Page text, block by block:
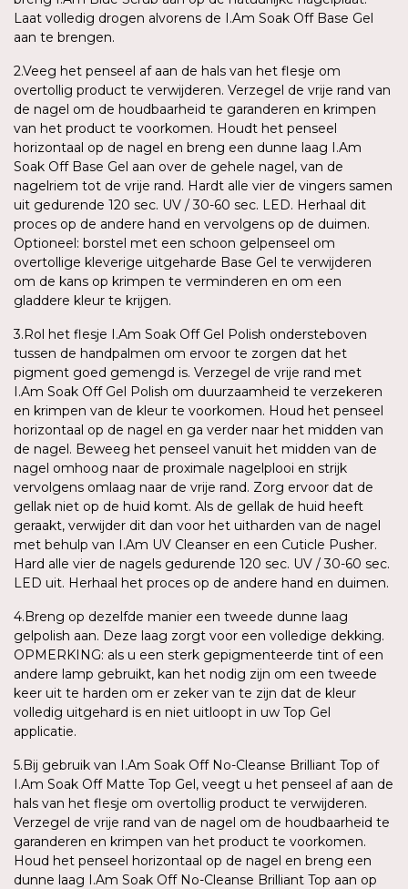
Laat volledig drogen alvorens de I.Am Soak Off Base Gel
aan te brengen.
2.Veeg het penseel af aan de hals van het flesje om
overtollig product te verwijderen. Verzegel de vrije rand van
de nagel om de houdbaarheid te garanderen en krimpen
van het product te voorkomen. Houdt het penseel
horizontaal op de nagel en breng een dunne laag I.Am
Soak Off Base Gel aan over de gehele nagel, van de
nagelriem tot de vrije rand. Hardt alle vier de vingers samen
uit gedurende 120 sec. UV / 30-60 sec. LED. Herhaal dit
proces op de andere hand en vervolgens op de duimen.
Optioneel: borstel met een schoon gelpenseel om
overtollige kleverige uitgeharde Base Gel te verwijderen
om de kans op krimpen te verminderen en om een
gladdere kleur te krijgen.
3.Rol het flesje I.Am Soak Off Gel Polish ondersteboven
tussen de handpalmen om ervoor te zorgen dat het
pigment goed gemengd is. Verzegel de vrije rand met
I.Am Soak Off Gel Polish om duurzaamheid te verzekeren
en krimpen van de kleur te voorkomen. Houd het penseel
horizontaal op de nagel en ga verder naar het midden van
de nagel. Beweeg het penseel vanuit het midden van de
nagel omhoog naar de proximale nagelplooi en strijk
vervolgens omlaag naar de vrije rand. Zorg ervoor dat de
gellak niet op de huid komt. Als de gellak de huid heeft
geraakt, verwijder dit dan voor het uitharden van de nagel
met behulp van I.Am UV Cleanser en een Cuticle Pusher.
Hard alle vier de nagels gedurende 120 sec. UV / 30-60 sec.
LED uit. Herhaal het proces op de andere hand en duimen.
4.Breng op dezelfde manier een tweede dunne laag
gelpolish aan. Deze laag zorgt voor een volledige dekking.
OPMERKING: als u een sterk gepigmenteerde tint of een
andere lamp gebruikt, kan het nodig zijn om een tweede
keer uit te harden om er zeker van te zijn dat de kleur
volledig uitgehard is en niet uitloopt in uw Top Gel
applicatie.
5.Bij gebruik van I.Am Soak Off No-Cleanse Brilliant Top of
I.Am Soak Off Matte Top Gel, veegt u het penseel af aan de
hals van het flesje om overtollig product te verwijderen.
Verzegel de vrije rand van de nagel om de houdbaarheid te
garanderen en krimpen van het product te voorkomen.
Houd het penseel horizontaal op de nagel en breng een
dunne laag I.Am Soak Off No-Cleanse Brilliant Top aan op